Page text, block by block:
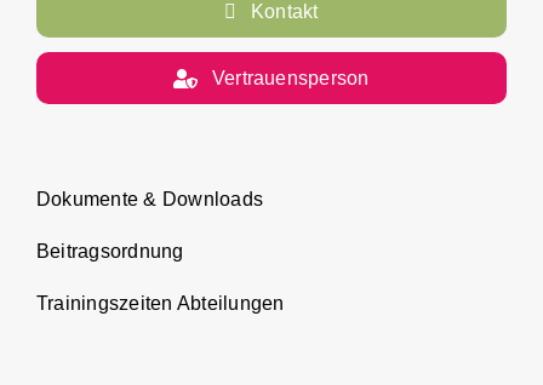
Kontakt
Vertrauensperson
Dokumente & Downloads
Beitragsordnung
Trainingszeiten Abteilungen